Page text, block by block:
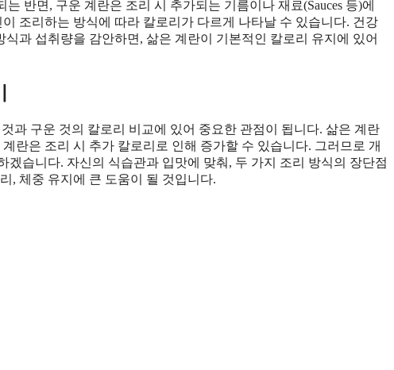
반면, 구운 계란은 조리 시 추가되는 기름이나 재료(Sauces 등)에
조리하는 방식에 따라 칼로리가 다르게 나타날 수 있습니다. 건강
과 섭취량을 감안하면, 삶은 계란이 기본적인 칼로리 유지에 있어
과 구운 것의 칼로리 비교에 있어 중요한 관점이 됩니다. 삶은 계란
란은 조리 시 추가 칼로리로 인해 증가할 수 있습니다. 그러므로 개
습니다. 자신의 식습관과 입맛에 맞춰, 두 가지 조리 방식의 장단점
, 체중 유지에 큰 도움이 될 것입니다.